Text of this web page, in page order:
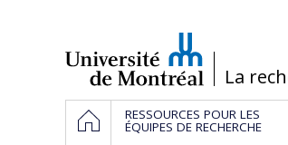
/La
Navigation
principale
ACCUEILRESSOURCES POUR LES
ÉQUIPES DE RECHERCHE